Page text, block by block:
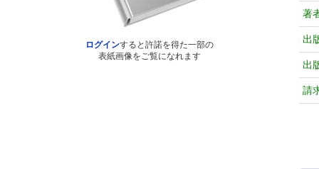
ログインすると許諾を得た一部の
表紙画像をご覧になれます
著
出
出
請